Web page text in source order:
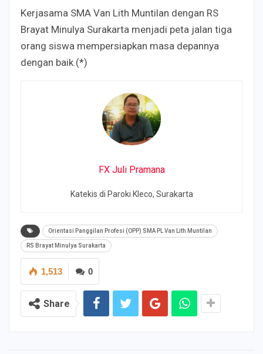
Kerjasama SMA Van Lith Muntilan dengan RS
Brayat Minulya Surakarta menjadi peta jalan tiga
orang siswa mempersiapkan masa depannya
dengan baik.(*)
FX Juli Pramana
Katekis di Paroki Kleco, Surakarta
Orientasi Panggilan Profesi (OPP) SMA PL Van Lith Muntilan
RS Brayat Minulya Surakarta
0
1,513
Share